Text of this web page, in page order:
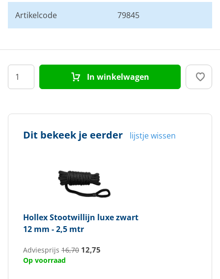
Artikelcode 79845
In winkelwagen
Dit bekeek je eerder lijstje wissen
HollexStootwillijn luxe zwart
12 mm - 2,5 mtr
Adviesprijs 16,70 12,75
Op voorraad